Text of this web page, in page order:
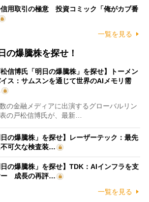
用取引の極意 投資コミック「俺がカブ番
一覧を見る
の爆騰株を探せ！
松信博氏「明日の爆騰株」を探せ】トーメン
ス：サムスンを通じて世界のAIメモリ需
の金融メディアに出演するグローバルリン
の戸松信博氏が、最新…
日の爆騰株」を探せ】レーザーテック：最先
可欠な検査装…
日の爆騰株」を探せ】TDK：AIインフラを支
ー 成長の再評…
一覧を見る